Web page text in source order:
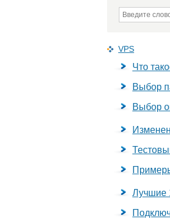
VPS
Что
Выбор
Выбор
Лучшие